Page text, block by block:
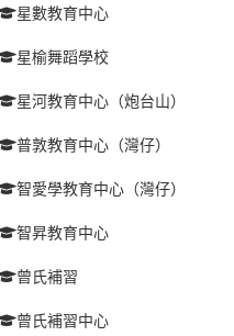
星數教育中心
星榆舞蹈學校
星河教育中心（炮台山）
普敦教育中心（灣仔）
智愛學教育中心（灣仔）
智昇教育中心
曾氏補習
曾氏補習中心